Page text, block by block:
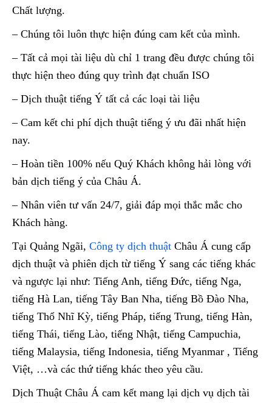
Chất lượng.
– Chúng tôi luôn thực hiện đúng cam kết của mình.
– Tất cả mọi tài liệu dù chỉ 1 trang đều được chúng tôi
thực hiện theo đúng quy trình đạt chuẩn ISO
– Dịch thuật tiếng Ý tất cả các loại tài liệu
– Cam kết chi phí dịch thuật tiếng ý ưu đãi nhất hiện
nay.
– Hoàn tiền 100% nếu Quý Khách không hải lòng với
bản dịch tiếng ý của Châu Á.
– Nhân viên tư vấn 24/7, giải đáp mọi thắc mắc cho
Khách hàng.
Tại Quảng Ngãi, Công ty dịch thuật Châu Á cung cấp
dịch thuật và phiên dịch từ tiếng Ý sang các tiếng khác
và ngược lại như: Tiếng Anh, tiếng Đức, tiếng Nga,
tiếng Hà Lan, tiếng Tây Ban Nha, tiếng Bồ Đào Nha,
tiếng Thổ Nhĩ Kỳ, tiếng Pháp, tiếng Trung, tiếng Hàn,
tiếng Thái, tiếng Lào, tiếng Nhật, tiếng Campuchia,
tiếng Malaysia, tiếng Indonesia, tiếng Myanmar , Tiếng
Việt, …và các thứ tiếng khác theo yêu cầu.
Dịch Thuật Châu Á cam kết mang lại dịch vụ dịch tài